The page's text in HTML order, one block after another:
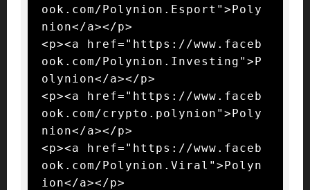
ook.com/Polynion.Esport">Poly
nion</a></p>
<p><a href="https://www.faceb
ook.com/Polynion.Investing">P
olynion</a></p>
<p><a href="https://www.faceb
ook.com/crypto.polynion">Poly
nion</a></p>
<p><a href="https://www.faceb
ook.com/Polynion.Viral">Polyn
ion</a></p>